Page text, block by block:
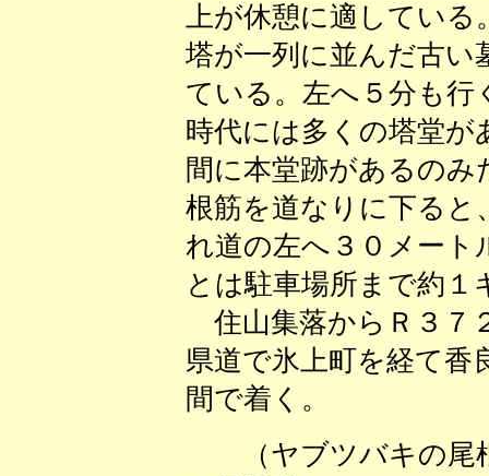
上が休憩に適している
塔が一列に並んだ古い
ている。左へ５分も行
時代には多くの塔堂
間に本堂跡があるの
根筋を道なりに下ると
れ道の左へ３０メート
とは駐車場所まで約
住山集落からＲ３７
県道で氷上町を経て香
間で着く。
（ヤブツバ